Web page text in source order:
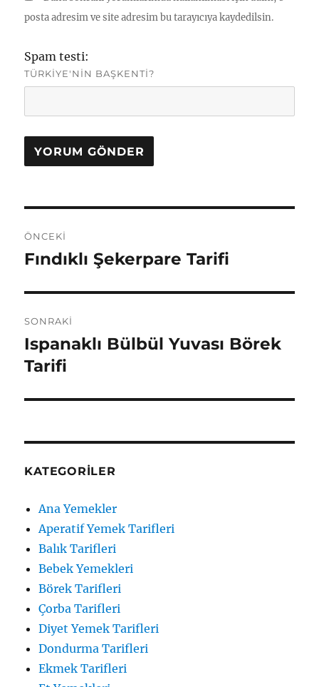
posta adresim ve site adresim bu tarayıcıya kaydedilsin.
Spam testi:
TÜRKIYE'NIN BAŞKENTI?
gezinmesi
ÖNCEKI
Önceki
Fındıklı Şekerpare Tarifi
SONRAKI
Sonraki
yazı:
Ispanaklı Bülbül Yuvası Börek
Tarifi
KATEGORILER
Ana Yemekler
Aperatif Yemek Tarifleri
Balık Tarifleri
Bebek Yemekleri
Börek Tarifleri
Çorba Tarifleri
Diyet Yemek Tarifleri
Dondurma Tarifleri
Ekmek Tarifleri